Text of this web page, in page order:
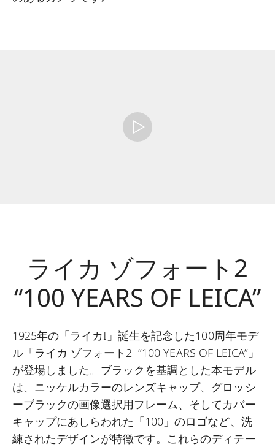
ライカ ゾフォート2
“100 YEARS OF LEICA”
1925年の「ライカI」誕生を記念した100周年モデ
ル「ライカ ゾフォート2 “100 YEARS OF LEICA”」
が登場しました。ブラックを基調とした本モデル
は、ニッケルカラーのレンズキャップ、グロッシ
ーブラックの画像選択用フレーム、そしてカバー
キャップにあしらわれた「100」のロゴなど、洗
練されたデザインが特徴です。これらのディテー